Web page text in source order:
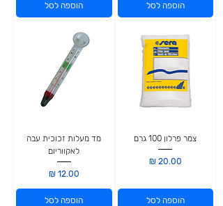
הוספה לסל הוספה לסל
צמר פרלון 100 גרם
מחיר
הוספה לסל
מד מעלות זכוכית עבה
לאקווריום
מחיר
הוספה לסל